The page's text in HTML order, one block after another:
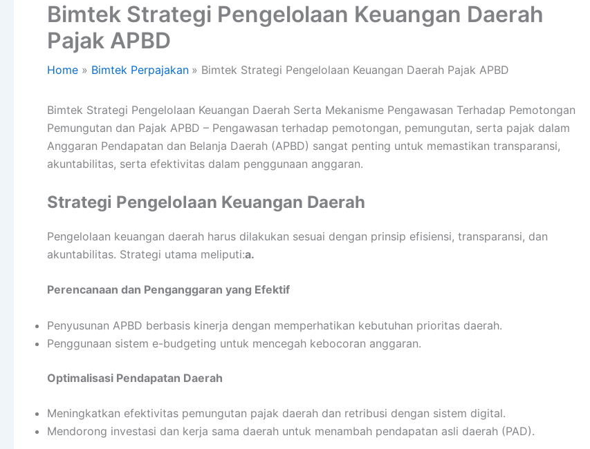
Bimtek Strategi Pengelolaan Keuangan Daerah
Pajak APBD
Home Bimtek Perpajakan Bimtek Strategi Pengelolaan Keuangan Daerah Pajak APBD
Bimtek Strategi Pengelolaan Keuangan Daerah Serta Mekanisme Pengawasan Terhadap Pemotongan
Pemungutan dan Pajak APBD – Pengawasan terhadap pemotongan, pemungutan, serta pajak dalam
Anggaran Pendapatan dan Belanja Daerah (APBD) sangat penting untuk memastikan transparansi,
akuntabilitas, serta efektivitas dalam penggunaan anggaran.
Strategi Pengelolaan Keuangan Daerah
Pengelolaan keuangan daerah harus dilakukan sesuai dengan prinsip efisiensi, transparansi, dan
akuntabilitas. Strategi utama meliputi:a.
Perencanaan dan Penganggaran yang Efektif
Penyusunan APBD berbasis kinerja dengan memperhatikan kebutuhan prioritas daerah.
Penggunaan sistem e-budgeting untuk mencegah kebocoran anggaran.
Optimalisasi Pendapatan Daerah
Meningkatkan efektivitas pemungutan pajak daerah dan retribusi dengan sistem digital.
Mendorong investasi dan kerja sama daerah untuk menambah pendapatan asli daerah (PAD).